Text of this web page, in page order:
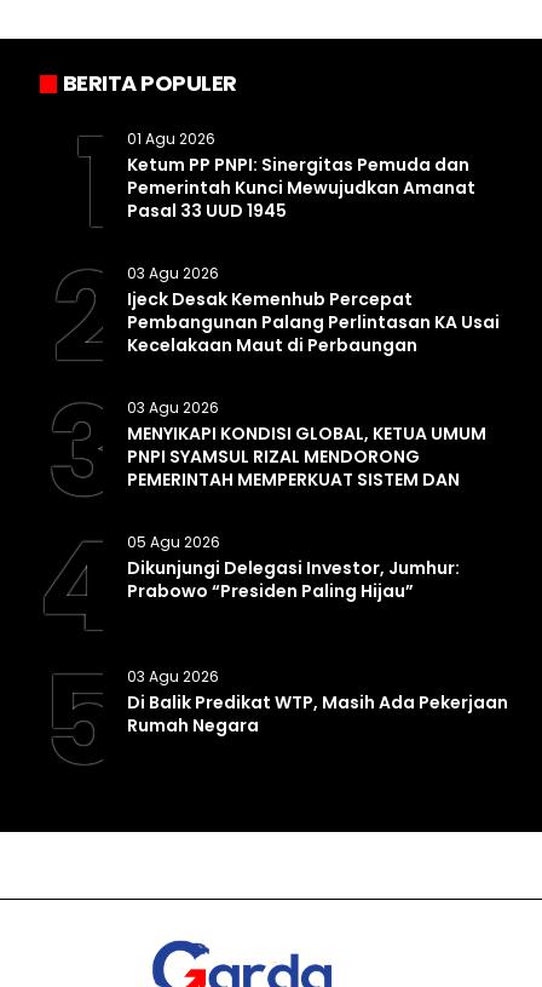
BERITA POPULER
1 01 Agu 2026
Ketum PP PNPI: Sinergitas Pemuda dan
Pemerintah Kunci Mewujudkan Amanat
Pasal 33 UUD 1945
2 03 Agu 2026
Ijeck Desak Kemenhub Percepat
Pembangunan Palang Perlintasan KA Usai
Kecelakaan Maut di Perbaungan
3 03 Agu 2026
MENYIKAPI KONDISI GLOBAL, KETUA UMUM
PNPI SYAMSUL RIZAL MENDORONG
PEMERINTAH MEMPERKUAT SISTEM DAN
4 05 Agu 2026
Dikunjungi Delegasi Investor, Jumhur:
Prabowo “Presiden Paling Hijau”
5 03 Agu 2026
Di Balik Predikat WTP, Masih Ada Pekerjaan
Rumah Negara